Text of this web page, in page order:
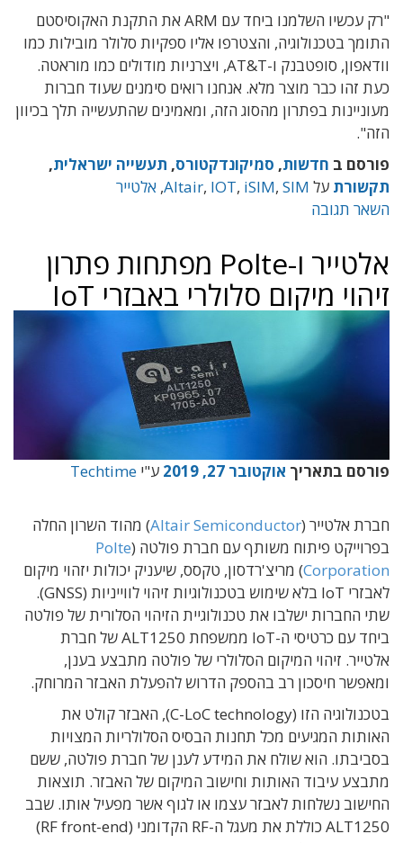
"רק עכשיו השלמנו ביחד עם ARM את התקנת האקוסיסטם
התומך בטכנולוגיה, והצטרפו אליו ספקיות סלולר מובילות כמו
וודאפון, סופטבנק ו-AT&T, ויצרניות מודולים כמו מוראטה.
כעת זהו כבר מוצר מלא. אנחנו רואים סימנים שעוד חברות
מעוניינות בפתרון מהסוג הזה, ומאמינים שהתעשייה תלך בכיוון
הזה".
פורסם ב חדשות, סמיקונדקטורס, תעשייה ישראלית,
תקשורת על Altair, IOT, iSIM, SIM
, אלטייר
השאר תגובה
אלטייר ו-Polte מפתחות פתרון
זיהוי מיקום סלולרי באבזרי IoT
פורסם בתאריך אוקטובר 27, 2019 ע"י Techtime
חברת אלטייר (Altair Semiconductor) מהוד השרון החלה
בפרוייקט פיתוח משותף עם חברת פולטה (Polte
Corporation) מריצ'רדסון, טקסס, שיעניק יכולות יזהוי מיקום
לאבזרי IoT בלא שימוש בטכנולוגיות זיהוי לווייניות (GNSS).
שתי החברות ישלבו את טכנולוגיית הזיהוי הסלורית של פולטה
ביחד עם כרטיסי ה-IoT ממשפחת ALT1250 של חברת
אלטייר. זיהוי המיקום הסלולרי של פולטה מתבצע בענן,
ומאפשר חיסכון רב בהספק הדרוש להפעלת האבזר המרוחק.
בטכנולוגיה הזו (C-LoC technology), האבזר קולט את
האותות המגיעים מכל תחנות הבסיס הסלולריות המצויות
בסביבתו. הוא שולח את המידע לענן של חברת פולטה, ששם
מתבצע עיבוד האותות וחישוב המיקום של האבזר. תוצאות
החישוב נשלחות לאבזר עצמו או לגוף אשר מפעיל אותו. שבב
ALT1250 כוללת את מעגל ה-RF הקדומני (RF front-end)